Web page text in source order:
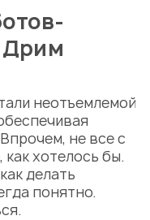
Дрим
неотъемлемой
не все с
как хотелось бы.
делать
понятно.